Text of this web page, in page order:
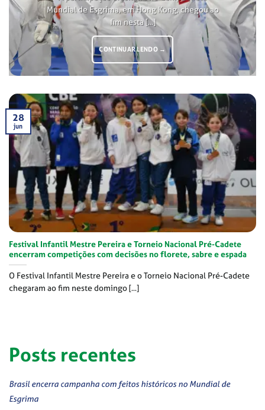
Mundial de Esgrima, em Hong Kong, chegou ao
fim nesta [...]
CONTINUAR LENDO →
Festival Infantil Mestre Pereira e Torneio Nacional Pré-Cadete
encerram competições com decisões no florete, sabre e espada
O Festival Infantil Mestre Pereira e o Torneio Nacional Pré-Cadete
chegaram ao fim neste domingo [...]
28
jun
Posts recentes
Brasil encerra campanha com feitos históricos no Mundial de
Esgrima